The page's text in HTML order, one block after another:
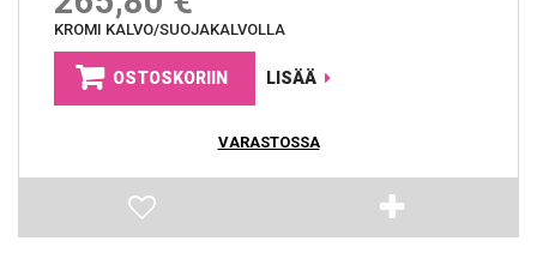
KROMI KALVO/SUOJAKALVOLLA
OSTOSKORIIN LISÄÄ
VARASTOSSA